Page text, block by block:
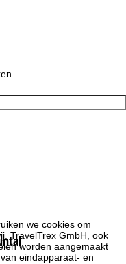
we cookies om
TravelTrex GmbH, ook
worden aangemaakt
eindapparaat- en